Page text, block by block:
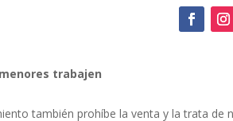
trabajen
también prohíbe la venta y la trata de